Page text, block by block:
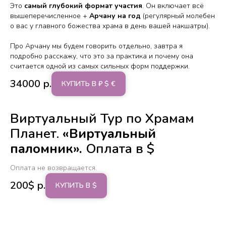
Это самый глубокий формат участия. Он включает всё
вышеперечисленное + Арчану на год (регулярный молебен
о вас у главного божества храма в день вашей накшатры).
Про Арчану мы будем говорить отдельно, завтра я
подробно расскажу, что это за практика и почему она
считается одной из самых сильных форм поддержки.
34000 р. КУПИТЬ В ₽ $ €
Виртуальный Тур по Храмам
Планет. «Виртуальный
паломник». Оплата в $
Оплата не возвращается.
200$ р. КУПИТЬ В $